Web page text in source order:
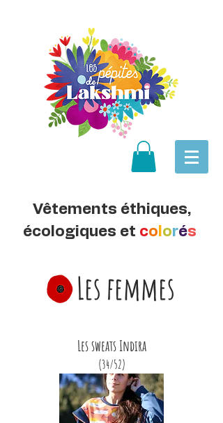
Vêtements éthiques,
écologiques et co orés
Les femmes
Les sweats Indira
(34/52)